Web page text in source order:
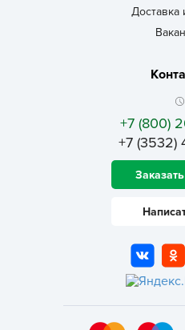
Доставка
+7 (800)
+7 (3532)